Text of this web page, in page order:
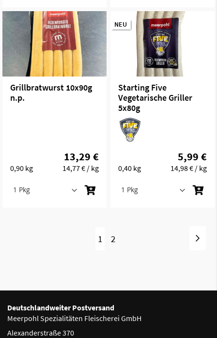
Grillbratwurst 10x90g
n.p.
0,90 kg
13,29 €
14,77 €/ kg
NEU
Starting Five
Vegetarische Griller
5x80g
0,40 kg
5,99 €
14,98 €/ kg
Sie
Seite
1 Seite
2
Deutschlandweiter Postversand
Meerpohl Spezialitäten Fleischerei GmbH
Alexanderstraße 370